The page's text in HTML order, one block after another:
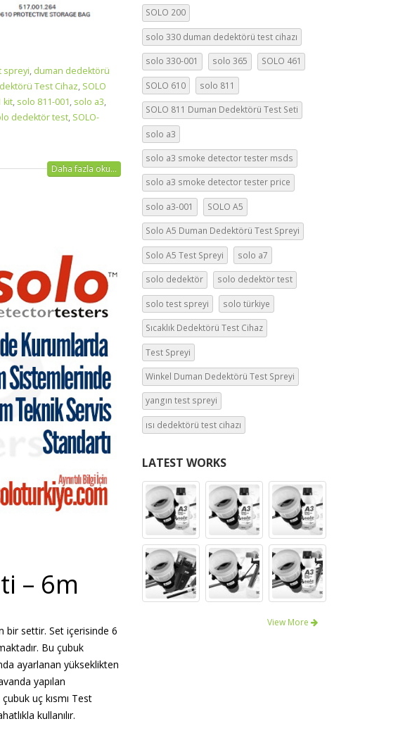
spreyi, duman dedektörü
Test Cihaz, SOLO
kit, solo 811-001, solo a3,
dedektör test, SOLO-
Daha fazla oku...
– 6m
bir settir. Set içerisinde 6
Bu çubuk
ayarlanan yükseklikten
yapılan
uç kısmı Test
kullanılır.
SOLO 200
solo 330 duman dedektörü test cihazı
solo 330-001 solo 365 SOLO 461
SOLO 610 solo 811
SOLO 811 Duman Dedektörü Test Seti
solo a3
solo a3 smoke detector tester msds
solo a3 smoke detector tester price
solo a3-001 SOLO A5
Solo A5 Duman Dedektörü Test Spreyi
Solo A5 Test Spreyi solo a7
solo dedektör solo dedektör test
solo test spreyi solo türkiye
Sıcaklık Dedektörü Test Cihaz
Test Spreyi
Winkel Duman Dedektörü Test Spreyi
yangın test spreyi
ısı dedektörü test cihazı
LATEST WORKS
View More